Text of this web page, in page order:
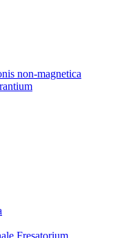
non-magnetica
Fresatorium